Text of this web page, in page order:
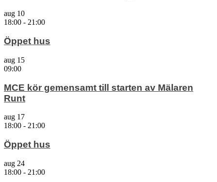
aug 10
18:00 - 21:00
Öppet hus
aug 15
09:00
MCE kör gemensamt till starten av Mälaren
Runt
aug 17
18:00 - 21:00
Öppet hus
aug 24
18:00 - 21:00